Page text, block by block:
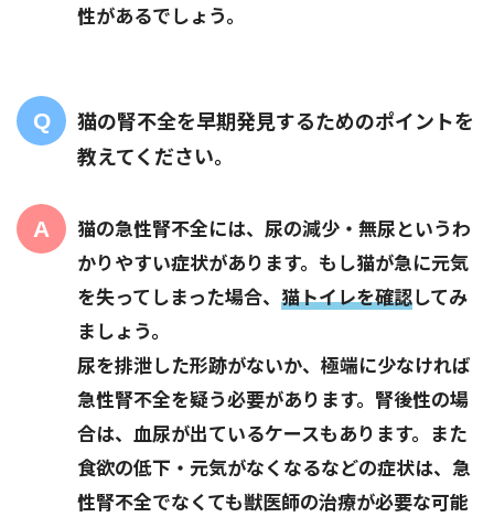
性があるでしょう。
猫の腎不全を早期発見するためのポイントを
教えてください。
猫の急性腎不全には、尿の減少・無尿というわ
かりやすい症状があります。もし猫が急に元気
を失ってしまった場合、 猫トイレを確認してみ
ましょう。
尿を排泄した形跡がないか、極端に少なければ
急性腎不全を疑う必要があります。腎後性の場
合は、血尿が出ているケースもあります。また
食欲の低下・元気がなくなるなどの症状は、急
性腎不全でなくても獣医師の治療が必要な可能